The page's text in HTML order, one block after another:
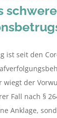
ist seit den
wiegt der
Fall nach §
Anklage,